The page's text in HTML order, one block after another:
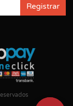
Registrar